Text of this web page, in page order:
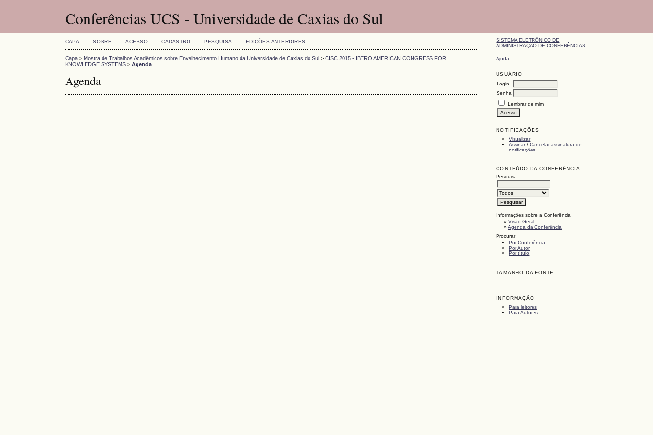
Conferências UCS - Universidade de Caxias do Sul
SISTEMA ELETRÔNICO DE
ADMINISTRAÇÃO DE CONFERÊNCIAS
Ajuda
USUÁRIO
Login
Senha
Lembrar de mim
NOTIFICAÇÕES
Visualizar
Assinar/Cancelar assinatura de
notificações
CONTEÚDO DA CONFERÊNCIA
Pesquisa
Informações sobre a Conferência
»Visão Geral
»Agenda da Conferência
Procurar
Por Conferência
Por Autor
Por título
TAMANHO DA FONTE
INFORMAÇÃO
Para leitores
Para Autores
CAPA SOBRE ACESSO CADASTRO PESQUISA EDIÇÕES ANTERIORES
Capa > Mostra de Trabalhos Acadêmicos sobre Envelhecimento Humano da Universidade de Caxias do Sul >CISC 2015 - IBERO AMERICAN CONGRESS FOR
KNOWLEDGE SYSTEMS >Agenda
Agenda